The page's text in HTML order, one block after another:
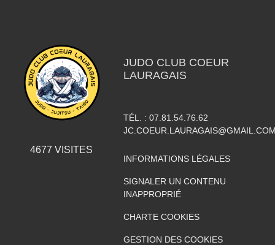
4677 VISITES
JUDO CLUB COEUR
LAURAGAIS
TÉL. : 07.81.54.76.62
INFORMATIONS LÉGALES
SIGNALER UN CONTENU
INAPPROPRIÉ
CHARTE COOKIES
GESTION DES COOKIES